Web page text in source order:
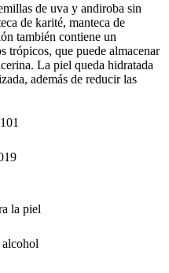
de uva y andiroba sin
de karité, manteca de
también contiene un
trópicos, que puede almacenar
La piel queda hidratada
además de reducir las
la piel